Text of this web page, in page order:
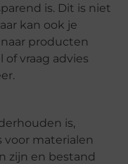
is. Dit is niet
kan ook je
producten
vraag advies
is,
voor materialen
zijn en bestand